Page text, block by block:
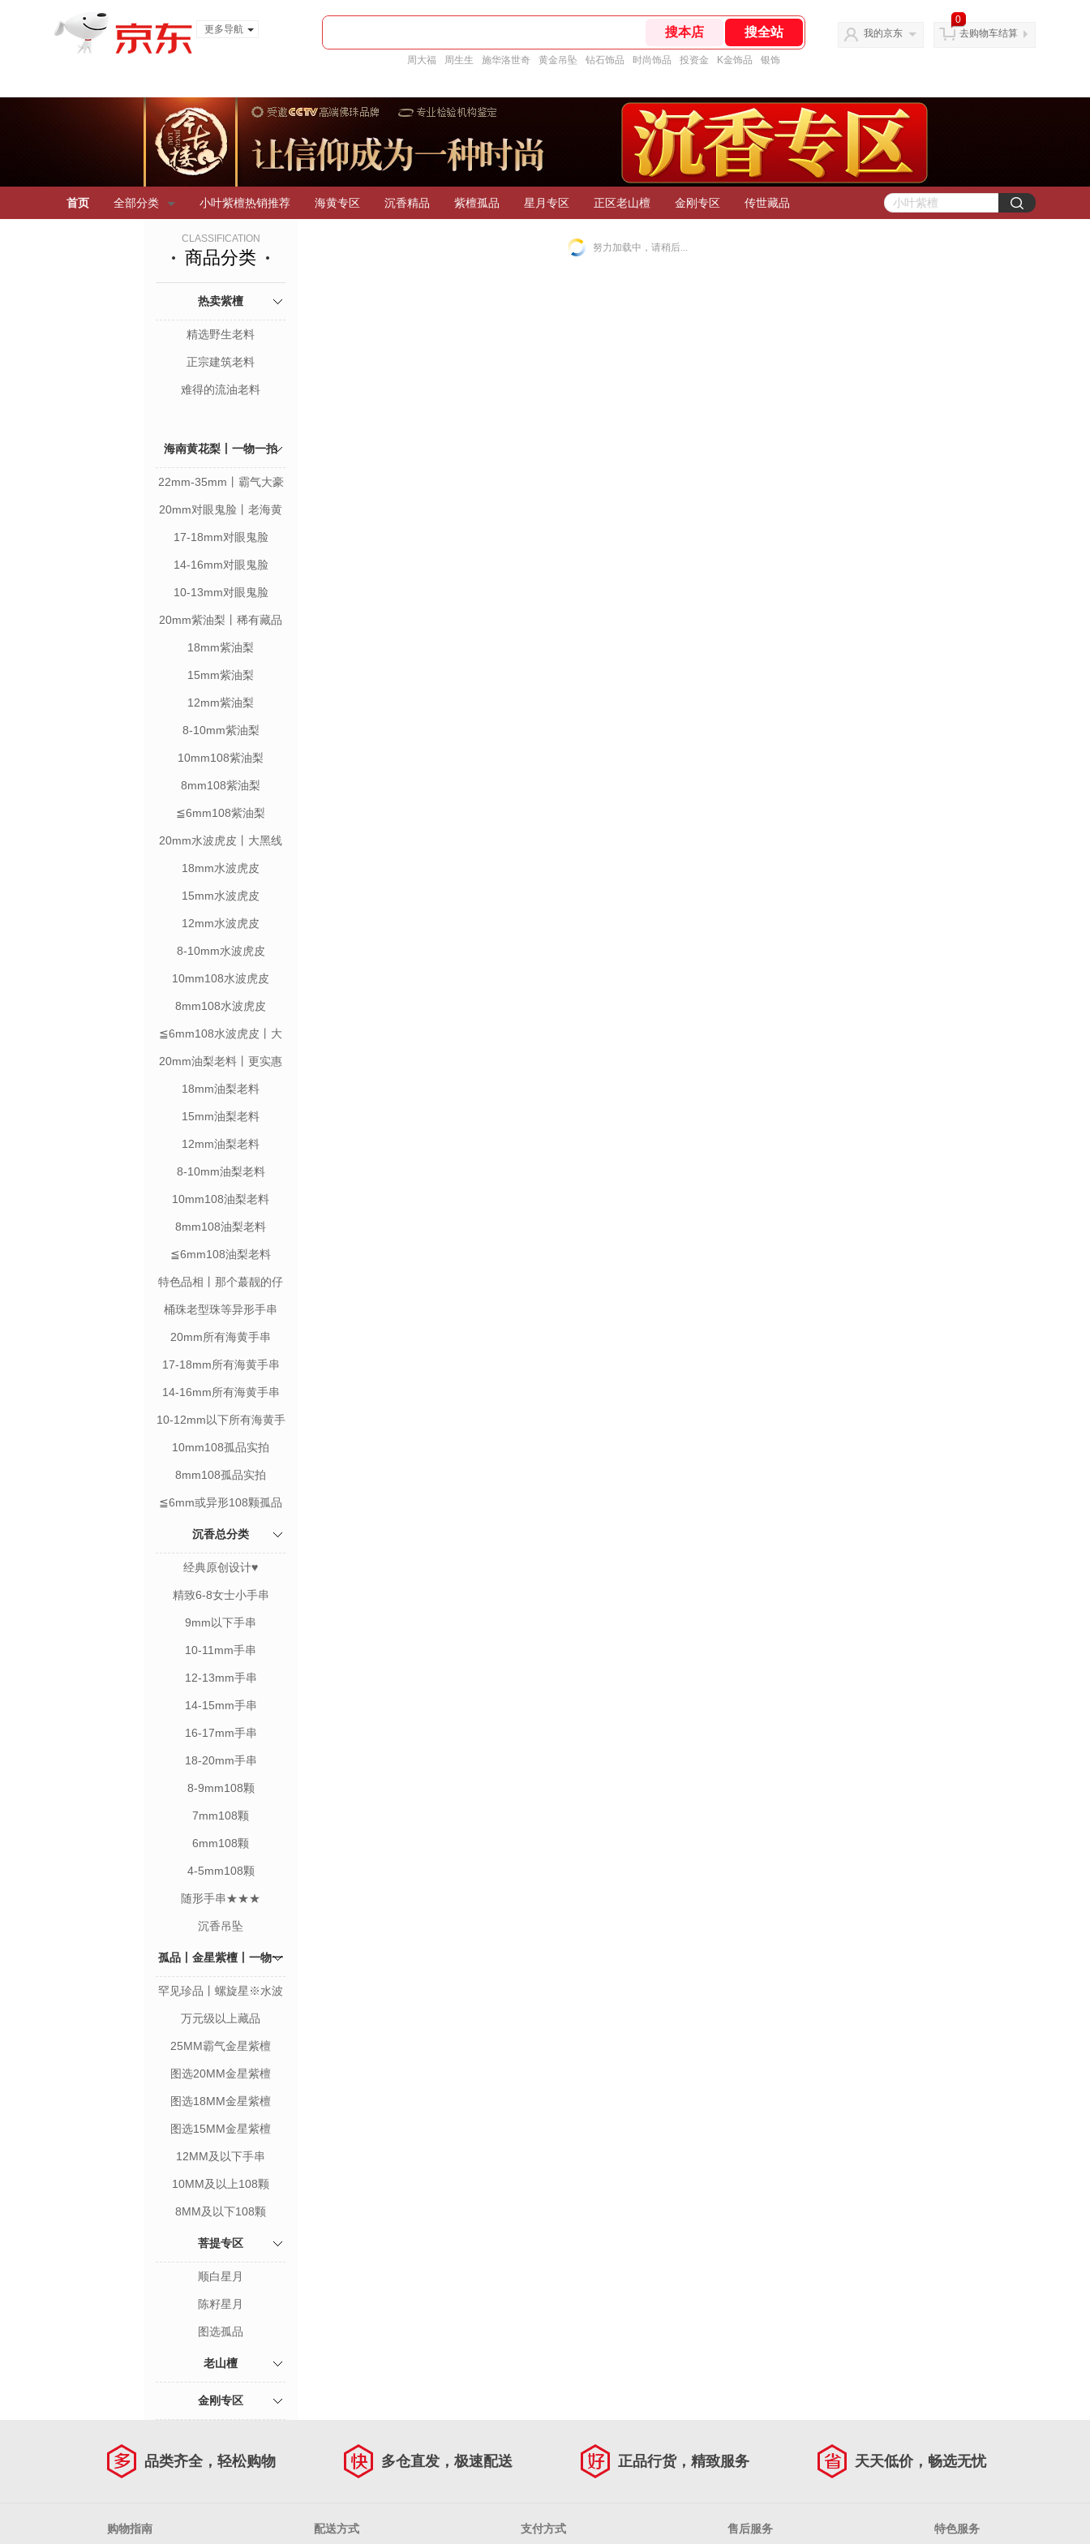
更多导航
周大福 周生生 施华洛世奇 黄金吊坠 钻石饰品 时尚饰品 投资金 K金饰品 银饰
我的京东
0
去购物车结算
首页 全部分类 小叶紫檀热销推荐 海黄专区 沉香精品 紫檀孤品 星月专区 正区老山檀 金刚专区 传世藏品
CLASSIFICATION
商品分类
热卖紫檀
精选野生老料
正宗建筑老料
难得的流油老料
海南黄花梨丨一物一拍
22mm-35mm丨霸气大豪
20mm对眼鬼脸丨老海黄
17-18mm对眼鬼脸
14-16mm对眼鬼脸
10-13mm对眼鬼脸
20mm紫油梨丨稀有藏品
18mm紫油梨
15mm紫油梨
12mm紫油梨
8-10mm紫油梨
10mm108紫油梨
8mm108紫油梨
≦6mm108紫油梨
20mm水波虎皮丨大黑线
18mm水波虎皮
15mm水波虎皮
12mm水波虎皮
8-10mm水波虎皮
10mm108水波虎皮
8mm108水波虎皮
≦6mm108水波虎皮丨大
黑线
20mm油梨老料丨更实惠
18mm油梨老料
15mm油梨老料
12mm油梨老料
8-10mm油梨老料
10mm108油梨老料
8mm108油梨老料
≦6mm108油梨老料
特色品相丨那个蕞靓的仔
桶珠老型珠等异形手串
20mm所有海黄手串
17-18mm所有海黄手串
14-16mm所有海黄手串
10-12mm以下所有海黄手
10mm108孤品实拍
8mm108孤品实拍
≦6mm或异形108颗孤品
沉香总分类
经典原创设计♥
精致6-8女士小手串
9mm以下手串
10-11mm手串
12-13mm手串
14-15mm手串
16-17mm手串
18-20mm手串
8-9mm108颗
7mm108颗
6mm108颗
4-5mm108颗
随形手串★★★
沉香吊坠
孤品丨金星紫檀丨一物一
图
罕见珍品丨螺旋星※水波
瘤疤※星影同体
万元级以上藏品
25MM霸气金星紫檀
图选20MM金星紫檀
图选18MM金星紫檀
图选15MM金星紫檀
12MM及以下手串
10MM及以上108颗
8MM及以下108颗
菩提专区
顺白星月
陈籽星月
图选孤品
老山檀
金刚专区
努力加载中，请稍后...
品类齐全，轻松购物 多仓直发，极速配送 正品行货，精致服务 天天低价，畅选无忧
购物指南 配送方式 支付方式 售后服务 特色服务